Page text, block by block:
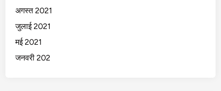
अगस्त 2021
जुलाई 2021
मई 2021
जनवरी 202